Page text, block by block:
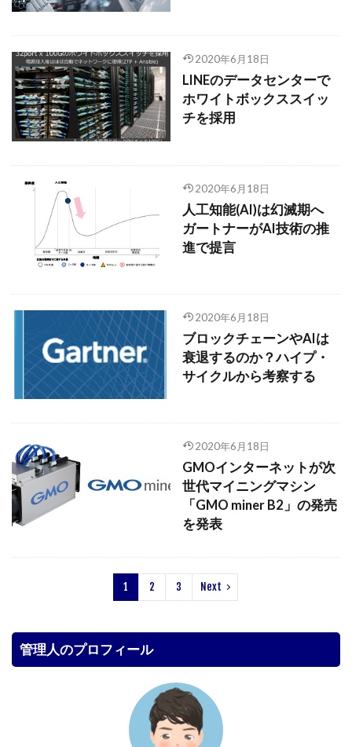
2020年6月18日
LINEのデータセンターで
ホワイトボックススイッ
チを採用
2020年6月18日
人工知能(AI)は幻滅期へ
ガートナーがAI技術の推
進で提言
2020年6月18日
ブロックチェーンやAIは
衰退するのか？ハイプ・
サイクルから考察する
2020年6月18日
GMOインターネットが次
世代マイニングマシン
「GMO miner B2」の発売
を発表
1 2 3 Next
管理人のプロフィール